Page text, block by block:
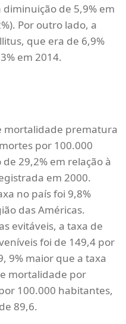
de 5,9% em
Por outro lado, a
que era de 6,9%
em 2014.
mortalidade prematura
por 100.000
29,2% em relação à
em 2000.
no país foi 9,8%
das Américas.
evitáveis, a taxa de
foi de 149,4 por
9% maior que a taxa
mortalidade por
100.000 habitantes,
89,6.